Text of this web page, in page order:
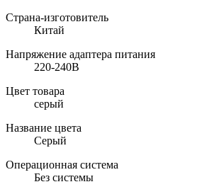
Страна-изготовитель
Китай
Напряжение адаптера питания
220-240В
Цвет товара
серый
Название цвета
Серый
Операционная система
Без системы